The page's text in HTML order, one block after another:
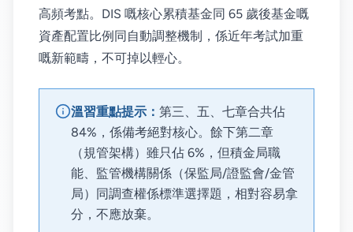
高頻考點。DIS 嘅核心累積基金同 65 歲後基金嘅
資產配置比例同自動調整機制，係近年考試加重
嘅新範疇，不可掉以輕心。
溫習重點提示： 第三、五、七章合共佔
84%，係備考絕對核心。餘下第二章
（規管架構）雖只佔 6%，但積金局職
能、監管機構關係（保監局/證監會/金管
局）同調查權係標準選擇題，相對容易拿
分，不應放棄。